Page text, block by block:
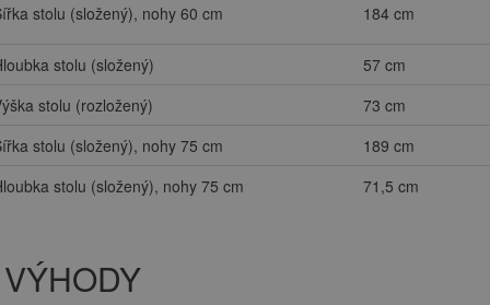
stolu (složený), nohy 60 cm
184 cm
stolu (složený)
57 cm
stolu (rozložený)
73 cm
stolu (složený), nohy 75 cm
189 cm
stolu (složený), nohy 75 cm
71,5 cm